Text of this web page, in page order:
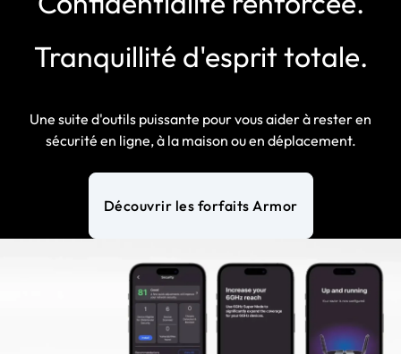
Tranquillité d'esprit totale.
Une suite d'outils puissante pour vous aider à rester en
sécurité en ligne, à la maison ou en déplacement.
Découvrir les forfaits Armor